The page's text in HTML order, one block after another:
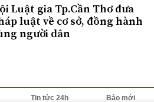
Luật gia Tp.Cần Thơ đưa
luật về cơ sở, đồng hành
người dân
Tin tức 24h Báo mới